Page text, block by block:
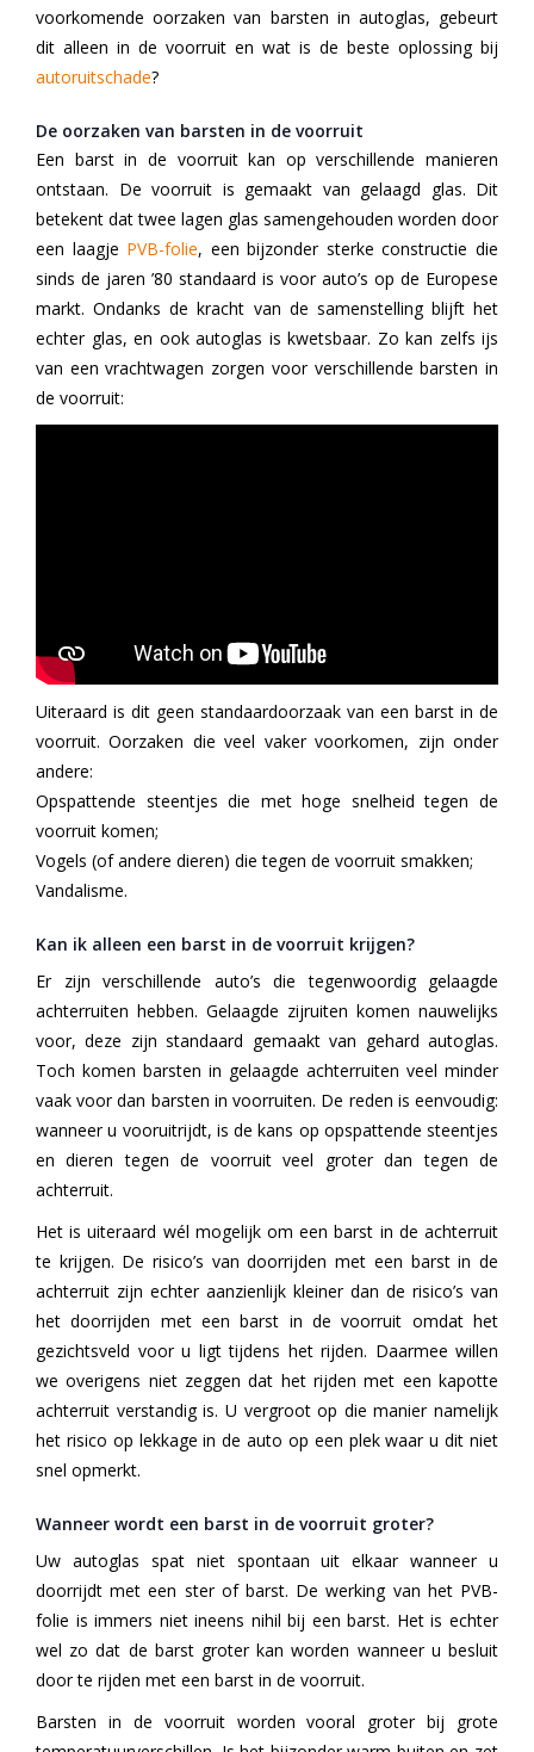
voorkomende oorzaken van barsten in autoglas, gebeurt
dit alleen in de voorruit en wat is de beste oplossing bij
autoruitschade?
De oorzaken van barsten in de voorruit
Een barst in de voorruit kan op verschillende manieren
ontstaan. De voorruit is gemaakt van gelaagd glas. Dit
betekent dat twee lagen glas samengehouden worden door
een laagje PVB-folie, een bijzonder sterke constructie die
sinds de jaren ’80 standaard is voor auto’s op de Europese
markt. Ondanks de kracht van de samenstelling blijft het
echter glas, en ook autoglas is kwetsbaar. Zo kan zelfs ijs
van een vrachtwagen zorgen voor verschillende barsten in
de voorruit:
Uiteraard is dit geen standaardoorzaak van een barst in de
voorruit. Oorzaken die veel vaker voorkomen, zijn onder
andere:
Opspattende steentjes die met hoge snelheid tegen de
voorruit komen;
Vogels (of andere dieren) die tegen de voorruit smakken;
Vandalisme.
Kan ik alleen een barst in de voorruit krijgen?
Er zijn verschillende auto’s die tegenwoordig gelaagde
achterruiten hebben. Gelaagde zijruiten komen nauwelijks
voor, deze zijn standaard gemaakt van gehard autoglas.
Toch komen barsten in gelaagde achterruiten veel minder
vaak voor dan barsten in voorruiten. De reden is eenvoudig:
wanneer u vooruitrijdt, is de kans op opspattende steentjes
en dieren tegen de voorruit veel groter dan tegen de
achterruit.
Het is uiteraard wél mogelijk om een barst in de achterruit
te krijgen. De risico’s van doorrijden met een barst in de
achterruit zijn echter aanzienlijk kleiner dan de risico’s van
het doorrijden met een barst in de voorruit omdat het
gezichtsveld voor u ligt tijdens het rijden. Daarmee willen
we overigens niet zeggen dat het rijden met een kapotte
achterruit verstandig is. U vergroot op die manier namelijk
het risico op lekkage in de auto op een plek waar u dit niet
snel opmerkt.
Wanneer wordt een barst in de voorruit groter?
Uw autoglas spat niet spontaan uit elkaar wanneer u
doorrijdt met een ster of barst. De werking van het PVB-
folie is immers niet ineens nihil bij een barst. Het is echter
wel zo dat de barst groter kan worden wanneer u besluit
door te rijden met een barst in de voorruit.
Barsten in de voorruit worden vooral groter bij grote